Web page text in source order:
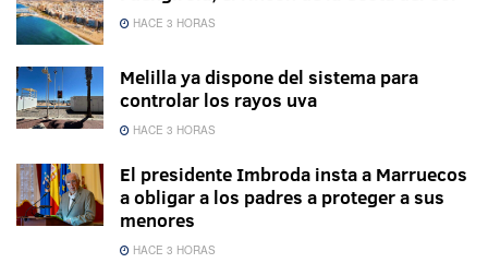
HACE 3 HORAS
Melilla ya dispone del sistema para
controlar los rayos uva
HACE 3 HORAS
El presidente Imbroda insta a Marruecos
a obligar a los padres a proteger a sus
menores
HACE 3 HORAS